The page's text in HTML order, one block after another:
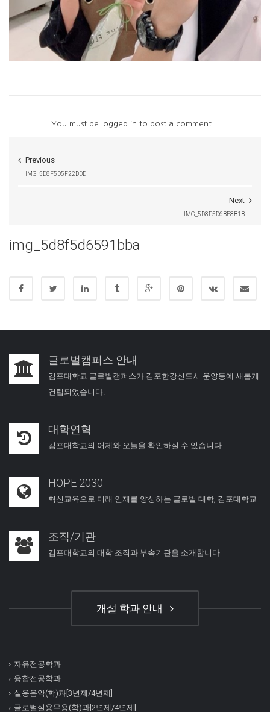
You must be logged in to post a comment.
Previous
IMG_5D8F5D5F22DDD
Next
IMG_5D8F5D6BE8B1B
img_5d8f5d6591bba
글로벌캠퍼스 안내
김포대학교 글로벌캠퍼스가 김포한강신도시 운양동에 새롭게
건립되었습니다.
대학연혁
김포대학교의 어제와 오늘을 확인하실 수 있습니다.
HOPE 2030
혁신교육으로 미래 인재를 양성하는 글로벌 대학, 김포대학교
조직/기관
김포대학교의 대학 조직과 부속기관을 소개합니다.
개설 학과 안내
자유전공학과
융합전공학과
실용음악(학)과[3년제/4년제]
글로벌실용무용(학)과[2년제/4년제]